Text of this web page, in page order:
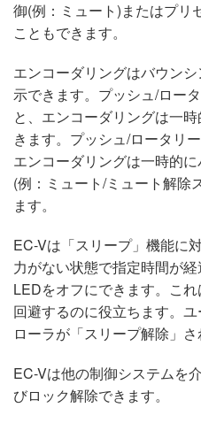
御(例：ミュート)またはプリ
こともできます。
エンコーダリングはバウン
示できます。プッシュ/ロー
と、エンコーダリングは一
きます。プッシュ/ロータリ
エンコーダリングは一時的
(例：ミュート/ミュート解除
ます。
EC-Vは「スリープ」機能に
力がない状態で指定時間が
LEDをオフにできます。こ
回避するのに役立ちます。
ローラが「スリープ解除」さ
EC-Vは他の制御システムを
びロック解除できます。